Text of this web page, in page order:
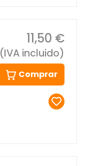
11,50 €
(IVA incluido)
Comprar